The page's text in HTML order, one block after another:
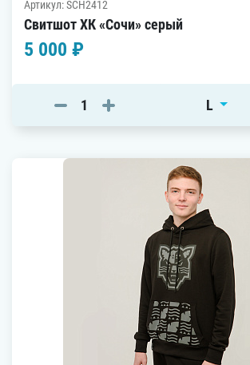
Артикул: SCH2412
Свитшот ХК «Сочи» серый
5 000 ₽
L